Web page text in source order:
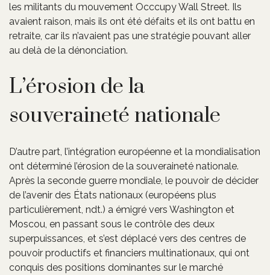
les militants du mouvement Occcupy Wall Street. Ils
avaient raison, mais ils ont été défaits et ils ont battu en
retraite, car ils n’avaient pas une stratégie pouvant aller
au delà de la dénonciation.
L’érosion de la
souveraineté nationale
D’autre part, l’intégration européenne et la mondialisation
ont déterminé l’érosion de la souveraineté nationale.
Après la seconde guerre mondiale, le pouvoir de décider
de l’avenir des États nationaux (européens plus
particulièrement, ndt.) a émigré vers Washington et
Moscou, en passant sous le contrôle des deux
superpuissances, et s’est déplacé vers des centres de
pouvoir productifs et financiers multinationaux, qui ont
conquis des positions dominantes sur le marché